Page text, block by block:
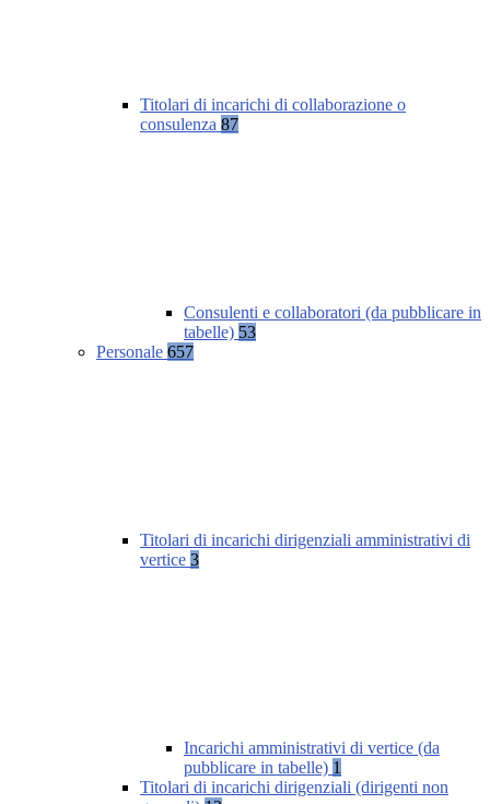
Titolari di incarichi di collaborazione o
consulenza 87
Consulenti e collaboratori (da pubblicare in
tabelle) 53
Personale 657
Titolari di incarichi dirigenziali amministrativi di
vertice 3
Incarichi amministrativi di vertice (da
pubblicare in tabelle) 1
Titolari di incarichi dirigenziali (dirigenti non